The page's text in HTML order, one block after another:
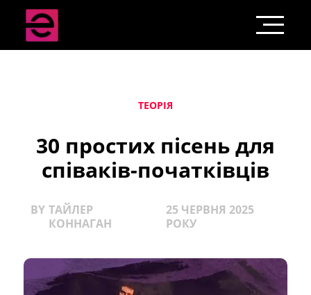
ТЕОРІЯ
30 простих пісень для
співаків-початківців
BY ТАЙЛЕР
КОННАГАН
25 ЧЕРВНЯ 2025
РОКУ